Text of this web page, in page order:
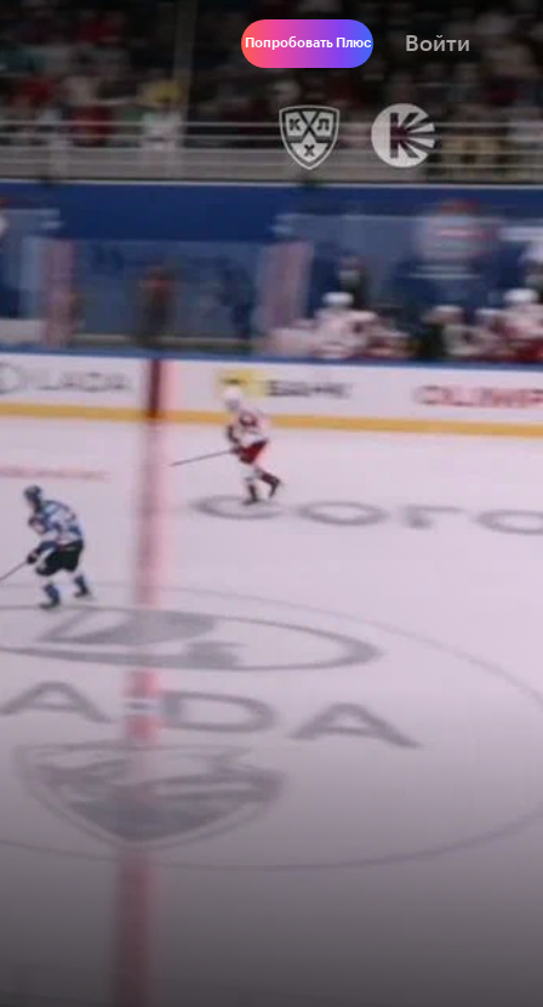
Попробовать Плюс Войти